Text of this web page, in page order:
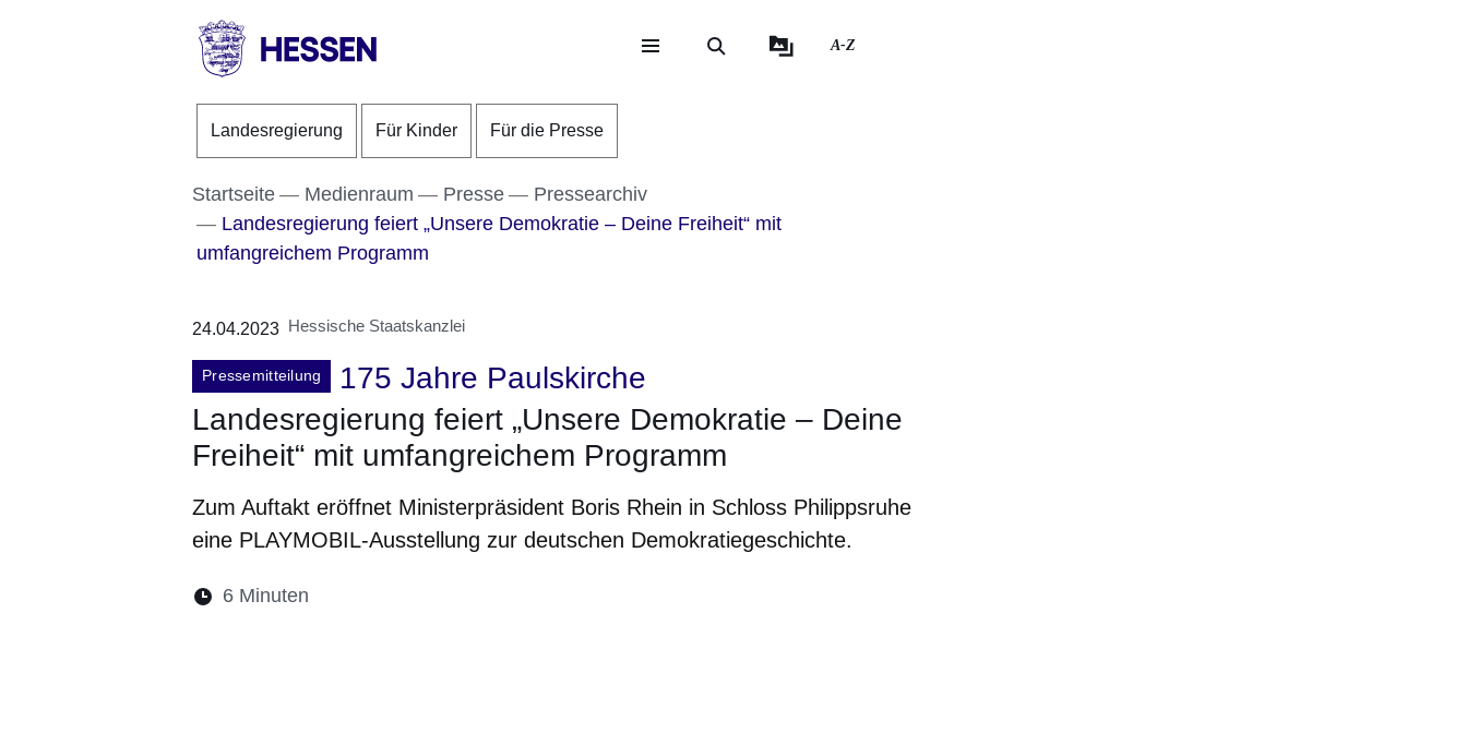
Direkt zum Kopf der Seite
Direkt zum Inhalt
Direkt zum Fuß der Seite
Landesregierung
A-Z
Landesregierung Für Kinder Für die Presse
Startseite Medienraum Presse
Pressearchiv
Landesregierung feiert „Unsere Demokratie – Deine Freiheit“ mit
umfangreichem Programm
24.04.2023 Hessische Staatskanzlei
Pressemitteilung
175 Jahre Paulskirche
Landesregierung feiert „Unsere Demokratie – Deine
Freiheit“ mit umfangreichem Programm
Zum Auftakt eröffnet Ministerpräsident Boris Rhein in Schloss Philippsruhe
eine PLAYMOBIL-Ausstellung zur deutschen Demokratiegeschichte.
Lesedauer:
6 Minuten